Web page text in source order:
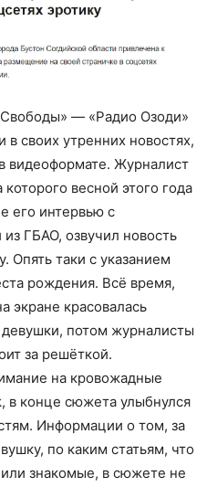
— «Радио Озоди»
в своих утренних новостях,
видеоформате. Журналист
весной этого года
его интервью с
ГБАО, озвучил новость
Опять таки с указанием
рождения. Всё время,
экране красовалась
потом журналисты
за решёткой.
на кровожадные
в конце сюжета улыбнулся
Информации о том, за
по каким статьям, что
знакомые, в сюжете не